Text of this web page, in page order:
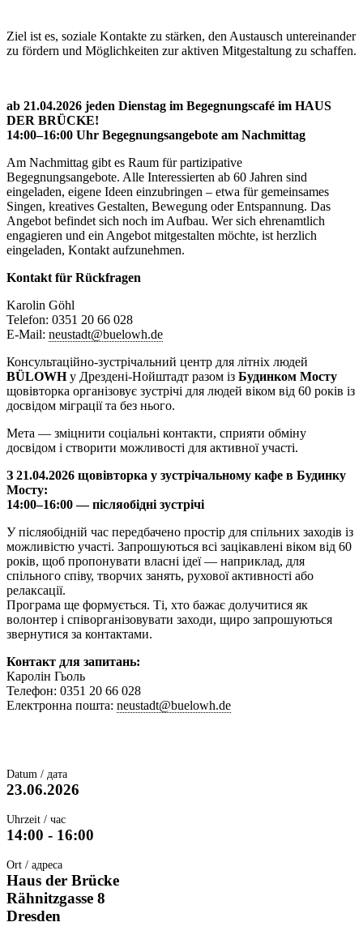
Datum / дата
23.06.2026
Uhrzeit / час
14:00 - 16:00
Ort / адреса
Haus der Brücke
Rähnitzgasse 8
Dresden
Ziel ist es, soziale Kontakte zu stärken, den Austausch untereinander
zu fördern und Möglichkeiten zur aktiven Mitgestaltung zu schaffen.
ab 21.04.2026 jeden Dienstag im Begegnungscafé im HAUS
DER BRÜCKE!
14:00–16:00 Uhr Begegnungsangebote am Nachmittag
Am Nachmittag gibt es Raum für partizipative
Begegnungsangebote. Alle Interessierten ab 60 Jahren sind
eingeladen, eigene Ideen einzubringen – etwa für gemeinsames
Singen, kreatives Gestalten, Bewegung oder Entspannung. Das
Angebot befindet sich noch im Aufbau. Wer sich ehrenamtlich
engagieren und ein Angebot mitgestalten möchte, ist herzlich
eingeladen, Kontakt aufzunehmen.
Kontakt für Rückfragen
Karolin Göhl
Telefon: 0351 20 66 028
E-Mail: neustadt@buelowh.de
Консультаційно-зустрічальний центр для літніх людей
BÜLOWHу Дрездені-Нойштадт разом із Будинком Мосту
щовівторка організовує зустрічі для людей віком від 60 років із
досвідом міграції та без нього.
Мета — зміцнити соціальні контакти, сприяти обміну
досвідом і створити можливості для активної участі.
З 21.04.2026 щовівторка у зустрічальному кафе в Будинку
Мосту:
14:00–16:00 — післяобідні зустрічі
У післяобідній час передбачено простір для спільних заходів із
можливістю участі. Запрошуються всі зацікавлені віком від 60
років, щоб пропонувати власні ідеї — наприклад, для
спільного співу, творчих занять, рухової активності або
релаксації.
Програма ще формується. Ті, хто бажає долучитися як
волонтер і співорганізовувати заходи, щиро запрошуються
звернутися за контактами.
Контакт для запитань:
Каролін Гьоль
Телефон: 0351 20 66 028
Електронна пошта: neustadt@buelowh.de